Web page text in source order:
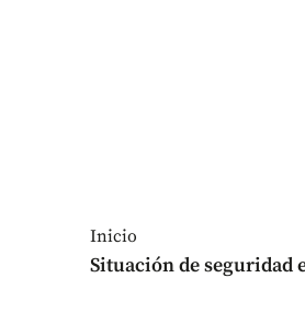
Inicio
Situación de seguridad